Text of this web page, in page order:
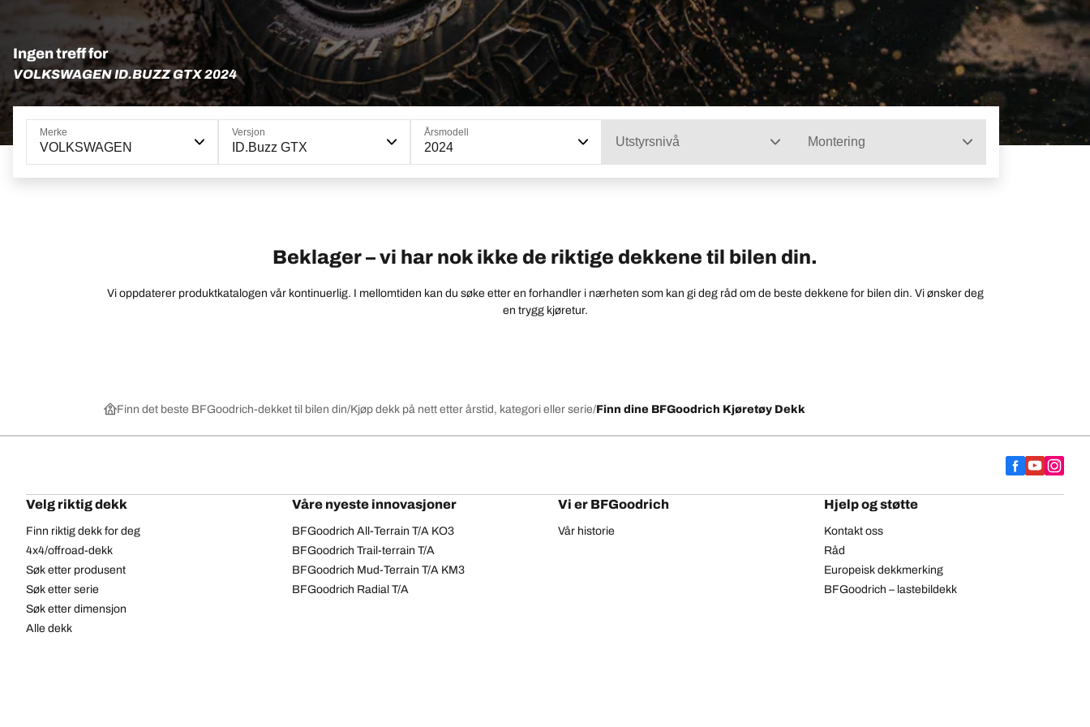
Ingen treff for
VOLKSWAGEN ID.BUZZ GTX 2024
Merke
VOLKSWAGEN
Versjon
ID.Buzz GTX
Årsmodell
2024 Utstyrsnivå Montering
Beklager – vi har nok ikke de riktige dekkene til bilen din.
Vi oppdaterer produktkatalogen vår kontinuerlig. I mellomtiden kan du søke etter en forhandler i nærheten som kan gi deg råd om de beste dekkene for bilen din. Vi ønsker deg
en trygg kjøretur.
Finn det beste BFGoodrich-dekket til bilen din Kjøp dekk på nett etter årstid, kategori eller serie Finn dine BFGoodrich Kjøretøy Dekk
Velg riktig dekk
Finn riktig dekk for deg
4x4/offroad-dekk
Søk etter produsent
Søk etter serie
Søk etter dimensjon
Alle dekk
Våre nyeste innovasjoner
BFGoodrich All-Terrain T/A KO3
BFGoodrich Trail-terrain T/A
BFGoodrich Mud-Terrain T/A KM3
BFGoodrich Radial T/A
Vi er BFGoodrich
Vår historie
Hjelp og støtte
Kontakt oss
Råd
Europeisk dekkmerking
BFGoodrich – lastebildekk